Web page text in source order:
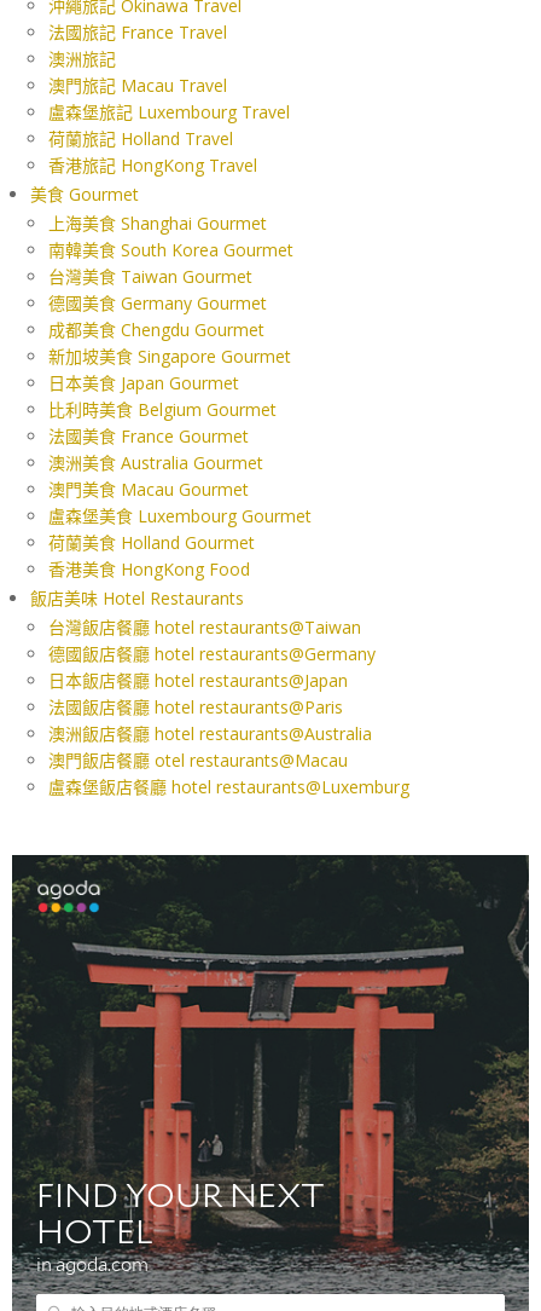
沖繩旅記 Okinawa Travel
法國旅記 France Travel
澳洲旅記
澳門旅記 Macau Travel
盧森堡旅記 Luxembourg Travel
荷蘭旅記 Holland Travel
香港旅記 HongKong Travel
美食 Gourmet
上海美食 Shanghai Gourmet
南韓美食 South Korea Gourmet
台灣美食 Taiwan Gourmet
德國美食 Germany Gourmet
成都美食 Chengdu Gourmet
新加坡美食 Singapore Gourmet
日本美食 Japan Gourmet
比利時美食 Belgium Gourmet
法國美食 France Gourmet
澳洲美食 Australia Gourmet
澳門美食 Macau Gourmet
盧森堡美食 Luxembourg Gourmet
荷蘭美食 Holland Gourmet
香港美食 HongKong Food
飯店美味 Hotel Restaurants
台灣飯店餐廳 hotel restaurants@Taiwan
德國飯店餐廳 hotel restaurants@Germany
日本飯店餐廳 hotel restaurants@Japan
法國飯店餐廳 hotel restaurants@Paris
澳洲飯店餐廳 hotel restaurants@Australia
澳門飯店餐廳 otel restaurants@Macau
盧森堡飯店餐廳 hotel restaurants@Luxemburg